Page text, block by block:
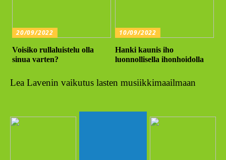
20/09/2022
Voisiko rullaluistelu olla
sinua varten?
10/09/2022
Hanki kaunis iho
luonnollisella ihonhoidolla
Lea Lavenin vaikutus lasten musiikkimaailmaan